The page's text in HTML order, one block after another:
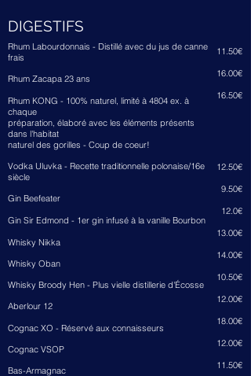
DIGESTIFS
Rhum Labourdonnais - Distillé avec du jus de canne
frais
Rhum Zacapa 23 ans
Rhum KONG - 100% naturel, limité à 4804 ex. à
chaque
préparation, élaboré avec les éléments présents
dans l'habitat
naturel des gorilles - Coup de coeur!
Vodka Uluvka - Recette traditionnelle polonaise/16e
siècle
Gin Beefeater
Gin Sir Edmond - 1er gin infusé à la vanille Bourbon
Whisky Nikka
Whisky Oban
Whisky Broody Hen - Plus vielle distillerie d'Écosse
Aberlour 12
Cognac XO - Réservé aux connaisseurs
Cognac VSOP
Bas-Armagnac
12.50€
9.50€
12.0€
13.00€
14.00€
10.50€
12.00€
18.00€
12.00€
11 .50€
11.50€
16.00€
16.50€